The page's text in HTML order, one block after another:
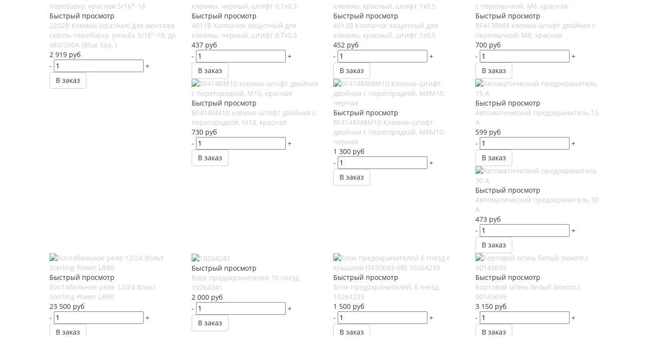
Быстрый просмотр
2202B Клемма (красная) для монтажа
сквозь переборку, резьба 5/16"-18, до
48V/250A (Blue Sea, )
2 919 руб
-
+
В заказ
Быстрый просмотр
4011B Колпачок защитный для
клеммы, черный, штифт 0,7x0,3
437руб
-
+
В заказ
Быстрый просмотр
4012B Колпачок защитный для
клеммы, красный, штифт 1x0,5
452 руб
-
+
В заказ
Быстрый просмотр
BF413RM8 клемма-штифт двойная с
перемычкой, М8, красная
700руб
-
+
В заказ
Быстрый просмотр
BF414RM10 клемма-штифт двойная с
перегородкой, М10, красная
730руб
-
+
В заказ
Быстрый просмотр
BF414RM8M10 Клемма-штифт
двойная с перегородкой, M8M10,
черная
1 300 руб
-
+
В заказ
Быстрый просмотр
Автоматический предохранитель 15
А
599руб
-
+
В заказ
Быстрый просмотр
Автоматический предохранитель 30
А
473руб
-
+
В заказ
Быстрый просмотр
Бистабильное реле 12/24 Вольт
Sterling Power LR80
23 500 руб
-
+
В заказ
Быстрый просмотр
Блок предохранителей 10 гнезд
10264241
2 000руб
-
+
В заказ
Быстрый просмотр
Блок предохранителей, 6 гнезд
10264239
1 500 руб
-
+
В заказ
Быстрый просмотр
Бортовой огонь белый (компл.)
00143699
3 150руб
-
+
В заказ